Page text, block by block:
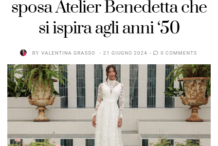
sposa Atelier Benedetta che
si ispira agli anni ‘50
BY VALENTINA GRASSO 21 GIUGNO 2024 0 COMMENTS